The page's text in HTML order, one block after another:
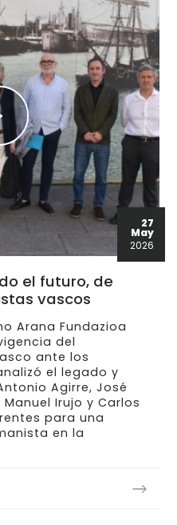
27
May
2026
el futuro, de
vascos
Arana Fundazioa
del
ante los
el legado y
Agirre, José
Irujo y Carlos
para una
en la